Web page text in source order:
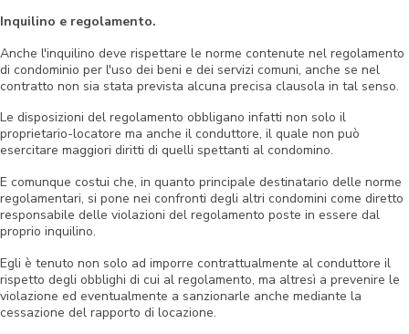
Inquilino e regolamento.
Anche l'inquilino deve rispettare le norme contenute nel regolamento
di condominio per l'uso dei beni e dei servizi comuni, anche se nel
contratto non sia stata prevista alcuna precisa clausola in tal senso.
Le disposizioni del regolamento obbligano infatti non solo il
proprietario-locatore ma anche il conduttore, il quale non può
esercitare maggiori diritti di quelli spettanti al condomino.
E comunque costui che, in quanto principale destinatario delle norme
regolamentari, si pone nei confronti degli altri condomini come diretto
responsabile delle violazioni del regolamento poste in essere dal
proprio inquilino.
Egli è tenuto non solo ad imporre contrattualmente al conduttore il
rispetto degli obblighi di cui al regolamento, ma altresì a prevenire le
violazione ed eventualmente a sanzionarle anche mediante la
cessazione del rapporto di locazione.